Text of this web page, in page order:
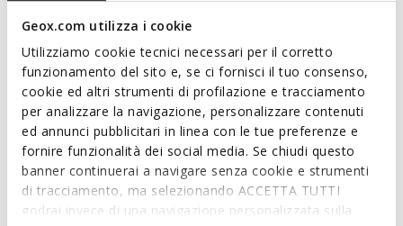
Geox.com utilizza i cookie
Utilizziamo cookie tecnici necessari per il corretto
funzionamento del sito e, se ci fornisci il tuo consenso,
cookie ed altri strumenti di profilazione e tracciamento
per analizzare la navigazione, personalizzare contenuti
ed annunci pubblicitari in linea con le tue preferenze e
fornire funzionalità dei social media. Se chiudi questo
banner continuerai a navigare senza cookie e strumenti
di tracciamento, ma selezionando ACCETTA TUTTI
godrai invece di una navigazione personalizzata sulla
EXCLUSIVO ONLINE
Sandálias rasas
€66,52
Price reduced from
€89,90
to
Preço anterior
LAMPEDUSA MULHER
Espadrilles
€75,83
Price reduced from
to
Preço anterior